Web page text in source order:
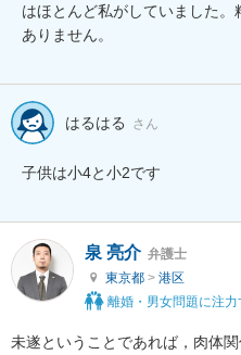
はほとんど私がしていました。
ありません。
はるはる さん
子供は小4と小2です
泉 亮介 弁護士
東京都 > 港区
離婚・男女問題に注
未遂ということであれば，肉体